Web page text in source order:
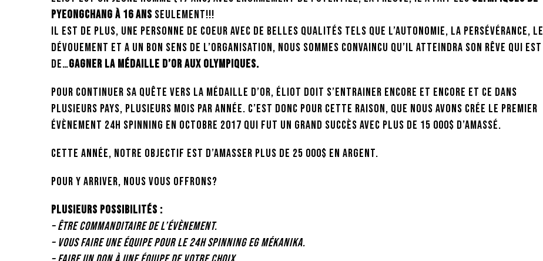
Pyeongchang à 16 ans seulement!!!
Il est de plus, une personne de coeur avec de belles qualités tels que l’autonomie, la persévérance, le
dévouement et a un bon sens de l’organisation, nous sommes convaincu qu’il atteindra son rêve qui est
de…Gagner la médaille d’OR aux Olympiques.
Pour continuer sa quête vers la médaille d’or, Éliot doit s’entrainer encore et encore et ce dans
plusieurs pays, plusieurs mois par année. C’est donc pour cette raison, que nous avons crée le premier
évènement 24H Spinning en octobre 2017 qui fut un grand succès avec plus de 15 000$ d’amassé.
Cette année, notre objectif est d’amasser plus de 25 000$ en argent.
Pour y arriver, nous vous offrons?
Plusieurs possibilités :
– Être commanditaire de l’évènement.
– Vous faire une équipe pour le 24H SpinningEG MÉKANIKA.